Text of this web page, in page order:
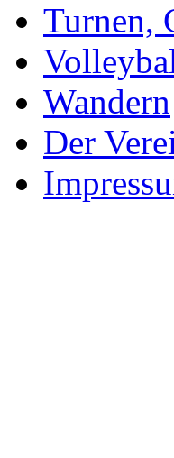
Turnen,
Wandern
Der